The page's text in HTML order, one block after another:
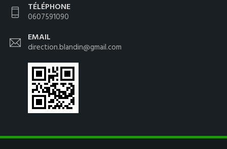
TÉLÉPHONE
0607591090
EMAIL
direction.blandin@gmail.com